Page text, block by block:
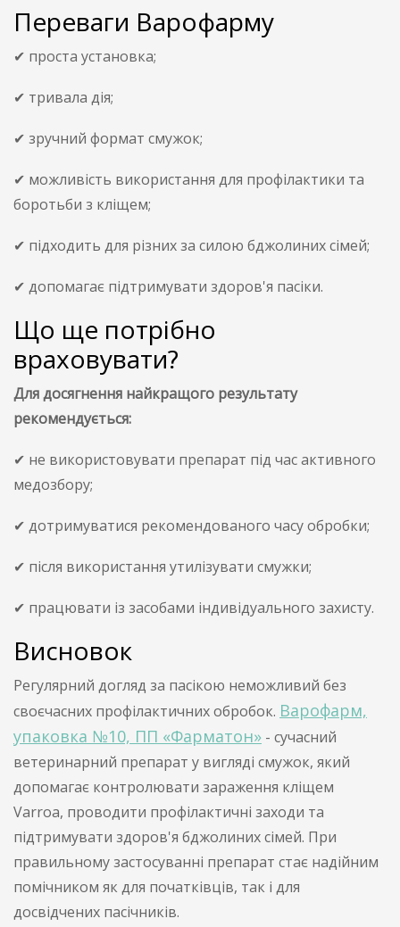
Переваги Варофарму
✔ проста установка;
✔ тривала дія;
✔ зручний формат смужок;
✔ можливість використання для профілактики та
боротьби з кліщем;
✔ підходить для різних за силою бджолиних сімей;
✔ допомагає підтримувати здоров'я пасіки.
Що ще потрібно
враховувати?
Для досягнення найкращого результату
рекомендується:
✔ не використовувати препарат під час активного
медозбору;
✔ дотримуватися рекомендованого часу обробки;
✔ після використання утилізувати смужки;
✔ працювати із засобами індивідуального захисту.
Висновок
Регулярний догляд за пасікою неможливий без
своєчасних профілактичних обробок. Варофарм,
упаковка №10, ПП «Фарматон» - сучасний
ветеринарний препарат у вигляді смужок, який
допомагає контролювати зараження кліщем
Varroa, проводити профілактичні заходи та
підтримувати здоров'я бджолиних сімей. При
правильному застосуванні препарат стає надійним
помічником як для початківців, так і для
досвідчених пасічників.